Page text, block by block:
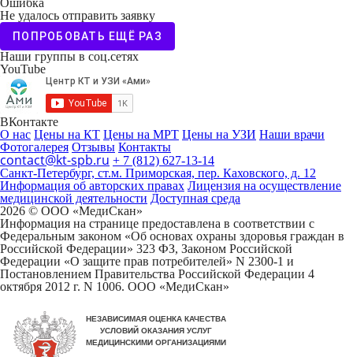
Ошибка
Не удалось отправить заявку
ПОПРОБОВАТЬ ЕЩЁ РАЗ
Наши группы в соц.сетях
YouTube
ВКонтакте
О нас Цены на КТ Цены на МРТ Цены на УЗИ Наши врачи
Фотогалерея Отзывы Контакты
contact@kt-spb.ru + 7 (812) 627-13-14
Санкт-Петербург, ст.м. Приморская, пер. Каховского, д. 12
Информация об авторских правах Лицензия на осуществление
медицинской деятельности Доступная среда
2026 © ООО «МедиCкан»
Информация на странице предоставлена в соответствии с
Федеральным законом «Об основах охраны здоровья граждан в
Российской Федерации» 323 ФЗ, Законом Российской
Федерации «О защите прав потребителей» N 2300-1 и
Постановлением Правительства Российской Федерации 4
октября 2012 г. N 1006. ООО «МедиСкан»